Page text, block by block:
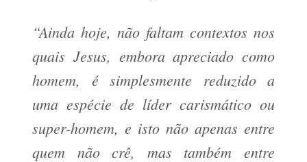
“Ainda hoje, não faltam contextos nos
quais Jesus, embora apreciado como
homem, é simplesmente reduzido a
uma espécie de líder carismático ou
super-homem, e isto não apenas entre
quem não crê, mas também entre